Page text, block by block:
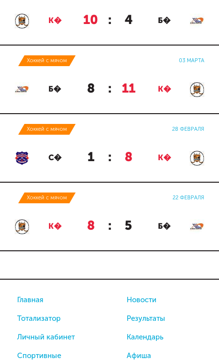
К� 10 : 4 Б�
Хоккей с мячом 03 МАРТА
Б� 8 : 11 К�
Хоккей с мячом 28 ФЕВРАЛЯ
С� 1 : 8 К�
Хоккей с мячом 22 ФЕВРАЛЯ
К� 8 : 5 Б�
Главная
Тотализатор
Личный кабинет
Спортивные
Новости
Результаты
Календарь
Афиша